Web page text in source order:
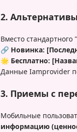
2.
Вместо
🔗 Новинка:
🌟 Бесплатно:
Данные Iamprovider
3. Приемы с
Мобильные
информацию